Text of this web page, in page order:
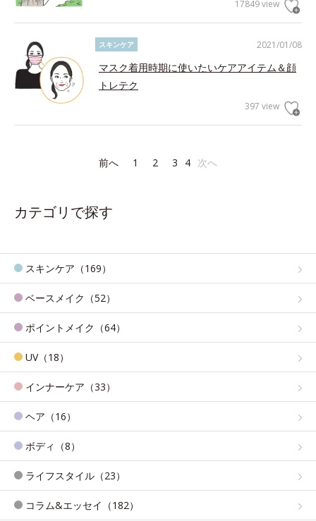
17849 view
2021/01/08
スキンケア
マスク着用時期に使いたいケアアイテム＆顔
トレテク
397 view
前へ 1 2 3 4 次へ
カテゴリで探す
スキンケア（169）
ベースメイク（52）
ポイントメイク（64）
UV（18）
インナーケア（33）
ヘア（16）
ボディ（8）
ライフスタイル（23）
コラム&エッセイ（182）